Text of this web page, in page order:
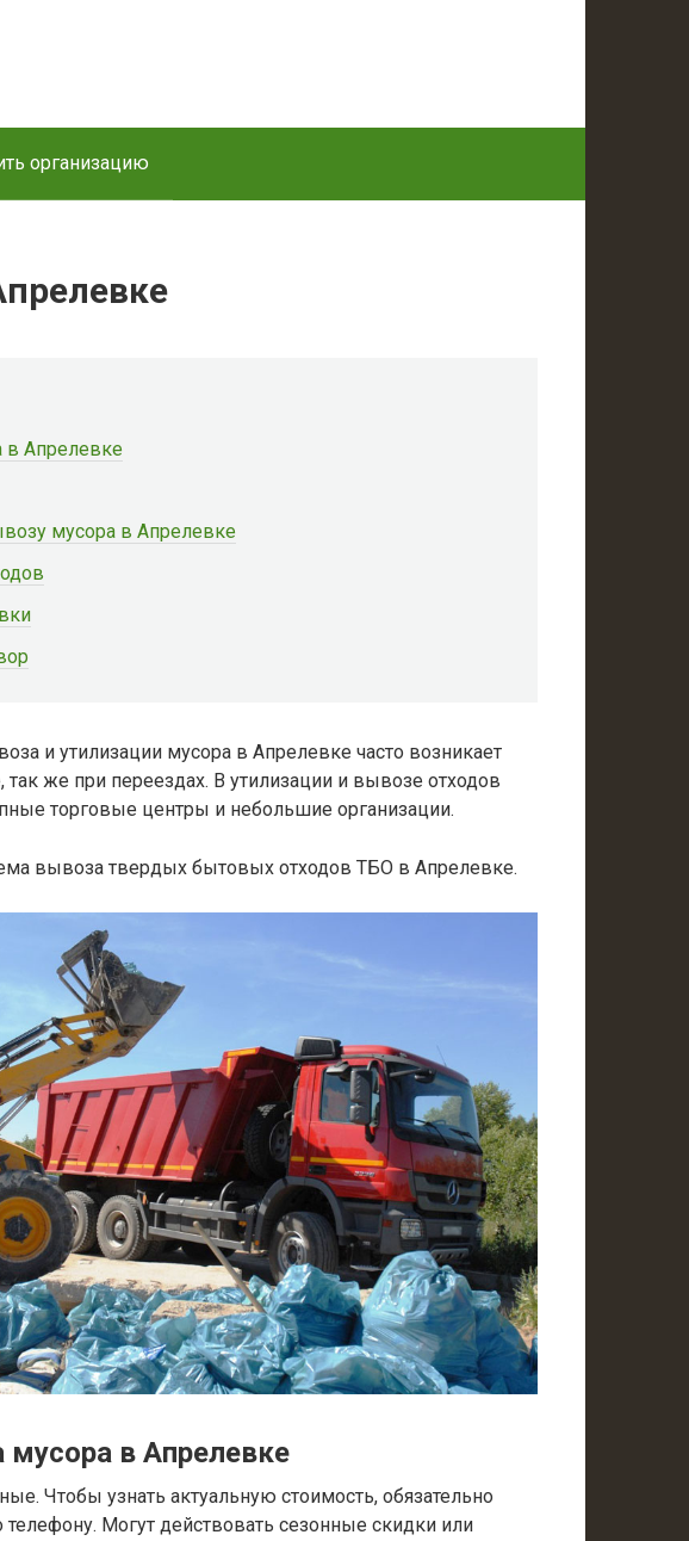
организацию
в Апрелевке
мусора в Апрелевке
и утилизации мусора в Апрелевке часто возникает
так же при переездах. В утилизации и вывозе отходов
торговые центры и небольшие организации.
вывоза твердых бытовых отходов ТБО в Апрелевке.
в Апрелевке
Чтобы узнать актуальную стоимость, обязательно
телефону. Могут действовать сезонные скидки или